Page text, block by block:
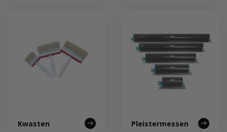
Kwasten Pleistermessen